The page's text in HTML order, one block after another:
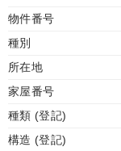
物件番号
種別
所在地
家屋番号
種類 (登記)
構造 (登記)